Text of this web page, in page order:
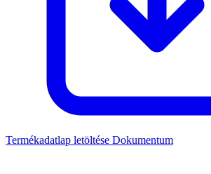
Termékadatlap letöltése Dokumentum